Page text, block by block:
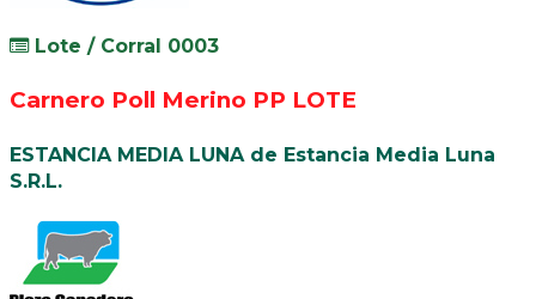
Lote / Corral 0003
Carnero Poll Merino PP LOTE
ESTANCIA MEDIA LUNA de Estancia Media Luna
S.R.L.